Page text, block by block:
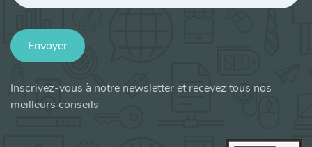
Envoyer
Inscrivez-vous à notre newsletter et recevez tous nos
meilleurs conseils